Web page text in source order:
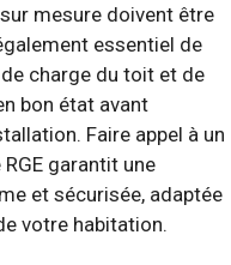
mesure doivent être
essentiel de
charge du toit et de
bon état avant
Faire appel à un
garantit une
et sécurisée, adaptée
votre habitation.